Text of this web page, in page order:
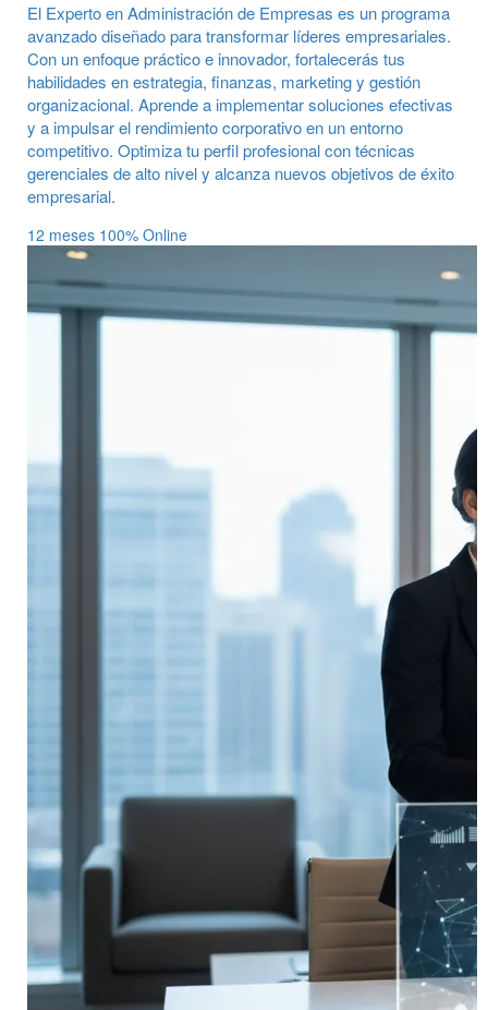
El Experto en Administración de Empresas es un programa
avanzado diseñado para transformar líderes empresariales.
Con un enfoque práctico e innovador, fortalecerás tus
habilidades en estrategia, finanzas, marketing y gestión
organizacional. Aprende a implementar soluciones efectivas
y a impulsar el rendimiento corporativo en un entorno
competitivo. Optimiza tu perfil profesional con técnicas
gerenciales de alto nivel y alcanza nuevos objetivos de éxito
empresarial.
12 meses 100% Online